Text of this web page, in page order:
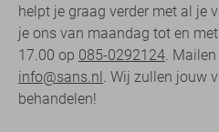
helpt je graag verder met al je
je ons van maandag tot en
17.00 op 085-0292124.
info@sans.nl. Wij zullen jouw
behandelen!